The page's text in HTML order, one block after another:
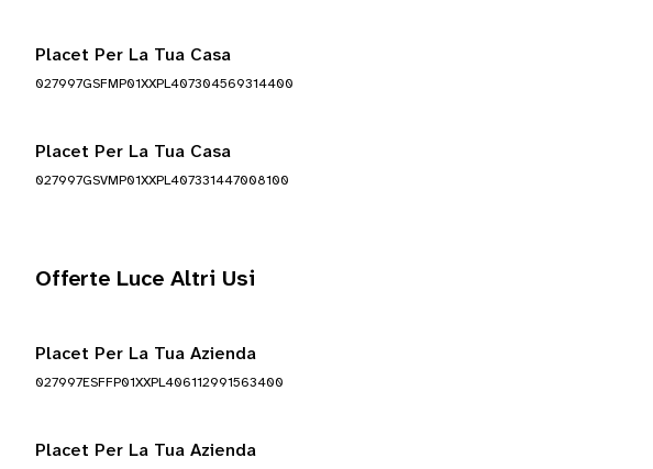
Placet Per La Tua Casa
027997GSFMP01XXPL407304569314400
Placet Per La Tua Casa
027997GSVMP01XXPL407331447008100
Offerte Luce Altri Usi
Placet Per La Tua Azienda
027997ESFFP01XXPL406112991563400
Placet Per La Tua Azienda